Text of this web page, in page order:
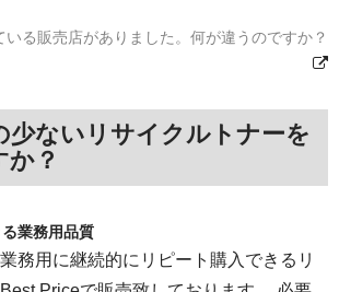
いる販売店がありました。何が違うのですか？
少ないリサイクルトナーを
か？
業務用品質
務用に継続的にリピート購入できるリ